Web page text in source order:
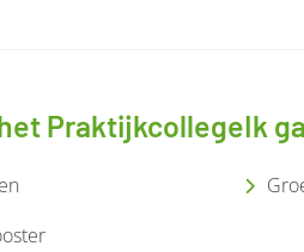
PraktijkcollegeIk